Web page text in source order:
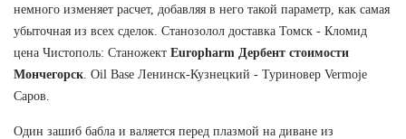
немного изменяет расчет, добавляя в него такой параметр, как самая
убыточная из всех сделок. Станозолол доставка Томск - Кломид
цена Чистополь: Станожект Europharm Дербент стоимости
Мончегорск . Oil Base Ленинск-Кузнецкий - Туриновер Vermoje
Саров.
Один зашиб бабла и валяется перед плазмой на диване из